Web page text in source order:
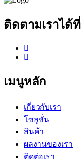
ติดตามเราได้ที่
เมนูหลัก
เกี่ยวกับเรา
โซลูชั่น
สินค้า
ผลงานของเรา
ติดต่อเรา